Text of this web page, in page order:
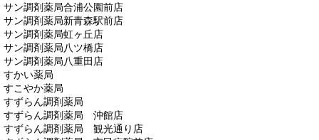
サン調剤薬局合浦公園前店
サン調剤薬局新青森駅前店
サン調剤薬局虹ヶ丘店
サン調剤薬局八ツ橋店
サン調剤薬局八重田店
すかい薬局
すこやか薬局
すずらん調剤薬局
すずらん調剤薬局 沖館店
すずらん調剤薬局 観光通り店